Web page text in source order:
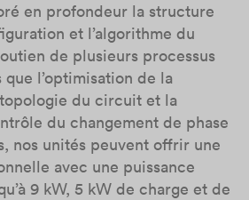
en profondeur la structure
et l’algorithme du
de plusieurs processus
l’optimisation de la
du circuit et la
du changement de phase
nos unités peuvent offrir une
avec une puissance
9 kW, 5 kW de charge et de